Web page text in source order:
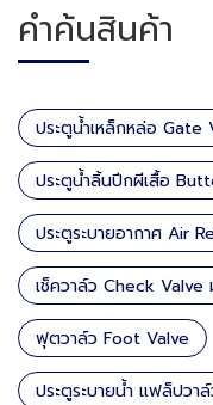
คำค้นสินค้า
ประตูน้ำเหล็กหล่อ
ประตูน้ำลิ้นปีกผีเสื้อ
ประตูระบายอากาศ Air
เช็ควาล์ว Check
ฟุตวาล์ว Foot Valve
ประตูระบายน้ำ แฟล็ปวา